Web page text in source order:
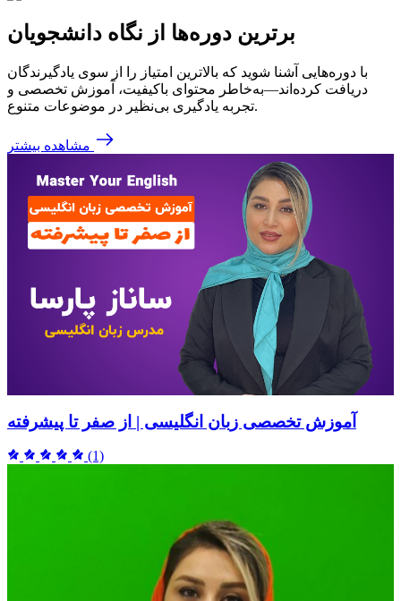
برترین دوره‌ها از نگاه دانشجویان
با دوره‌هایی آشنا شوید که بالاترین امتیاز را از سوی یادگیرندگان
دریافت کرده‌اند—به‌خاطر محتوای باکیفیت، آموزش تخصصی و
تجربه یادگیری بی‌نظیر در موضوعات متنوع.
مشاهده بیشتر
آموزش تخصصی زبان انگلیسی | از صفر تا پیشرفته
(1)